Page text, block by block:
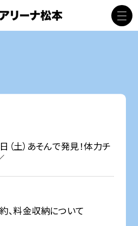
土）あそんで発見！体力チ
、料金収納について